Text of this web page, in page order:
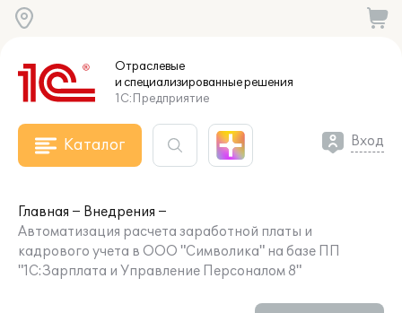
Отраслевые
и специализированныерешения
1С:Предприятие
Каталог Вход
Главная
Внедрения
Автоматизация расчета заработной платы и
кадрового учета в ООО "Символика" на базе ПП
"1С:Зарплата и Управление Персоналом 8"